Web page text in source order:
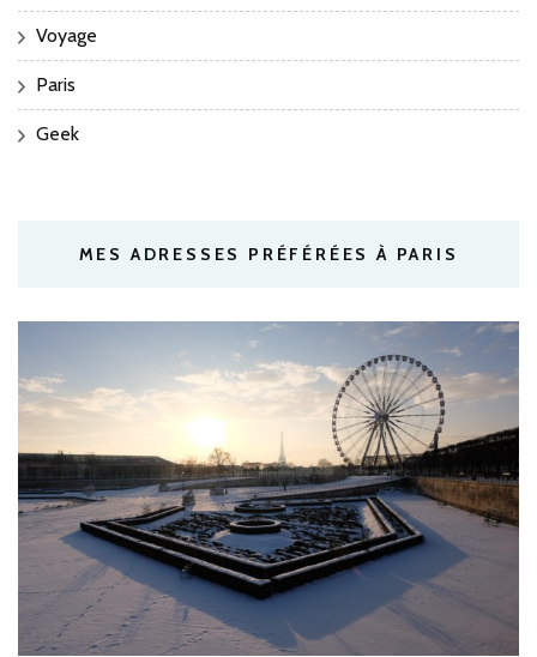
Voyage
Paris
Geek
MES ADRESSES PRÉFÉRÉES À PARIS